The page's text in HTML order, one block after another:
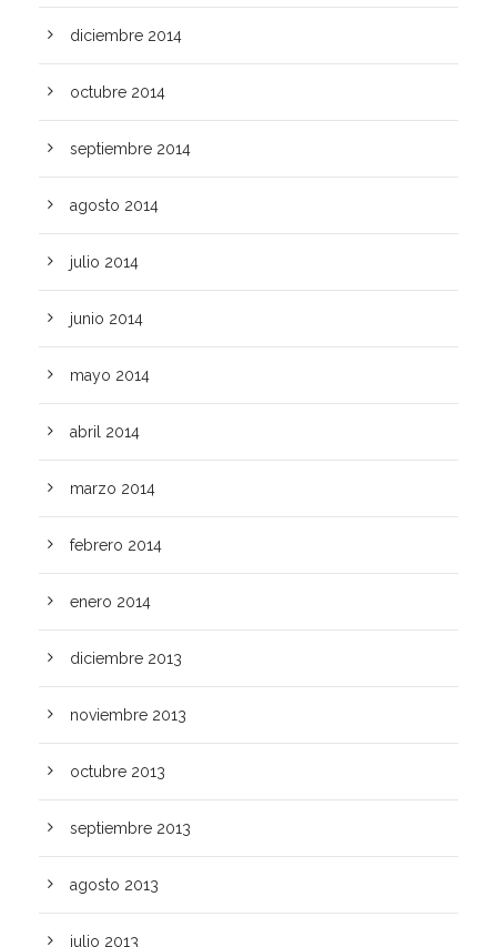
diciembre 2014
octubre 2014
septiembre 2014
agosto 2014
julio 2014
junio 2014
mayo 2014
abril 2014
marzo 2014
febrero 2014
enero 2014
diciembre 2013
noviembre 2013
octubre 2013
septiembre 2013
agosto 2013
julio 2013